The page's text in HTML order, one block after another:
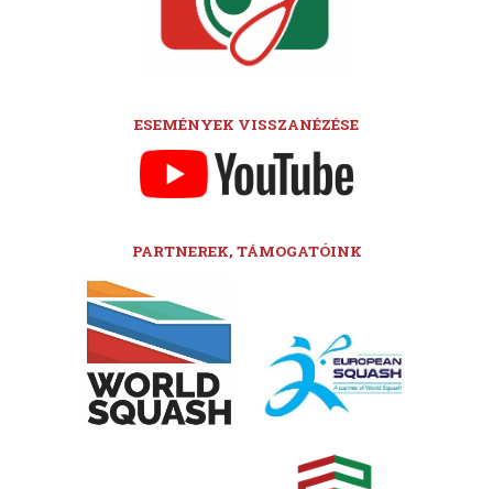
ESEMÉNYEK VISSZANÉZÉSE
PARTNEREK, TÁMOGATÓINK